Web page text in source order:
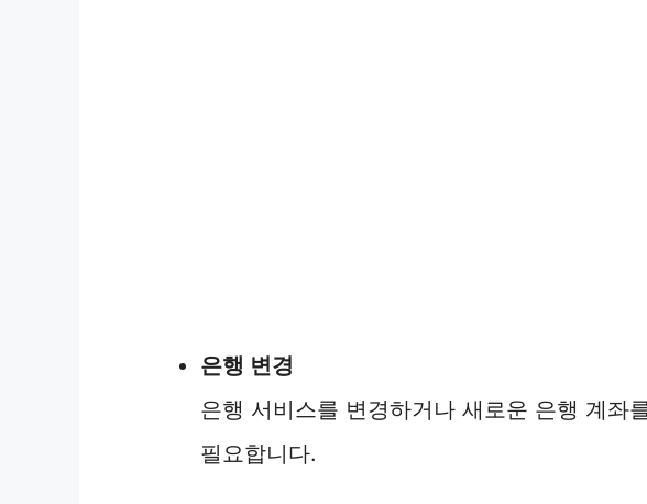
은행 변경
은행 서비스를 변경하거나 새로운 은행 계좌
필요합니다.